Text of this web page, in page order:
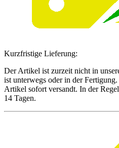
Kurzfristige Lieferung:
Der Artikel ist zurzeit nicht in
ist unterwegs oder in der
Artikel sofort versandt. In der
14 Tagen.